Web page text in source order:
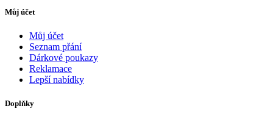
Můj účet
Můj účet
Seznam přání
Dárkové poukazy
Reklamace
Lepší nabídky
Doplňky